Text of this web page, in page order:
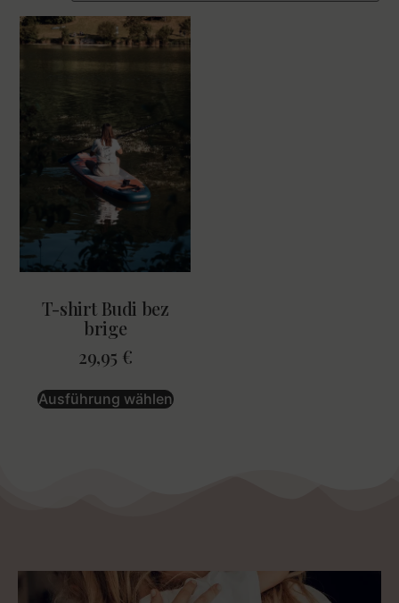
T-shirt Budi bez
brige
29,95 €
Ausführung wählen